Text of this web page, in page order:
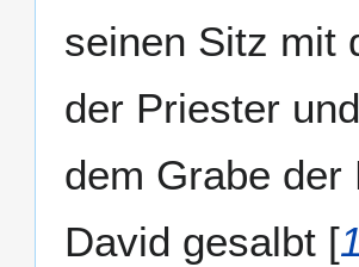
seinen Sitz mit
der Priester
dem Grabe
David gesalbt [